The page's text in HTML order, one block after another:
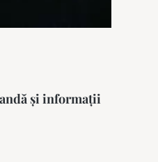
și informații